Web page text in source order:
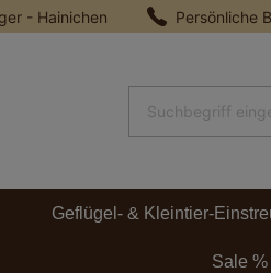
- Hainichen Persönliche
Geflügel- & Kleintier-
Sale %